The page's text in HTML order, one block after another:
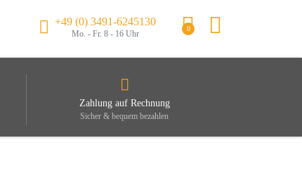
+49 (0) 3491-6245130
Mo. - Fr. 8 - 16 Uhr
0
Zahlung auf Rechnung
Sicher & bequem bezahlen